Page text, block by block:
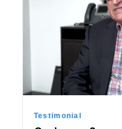
Testimonial